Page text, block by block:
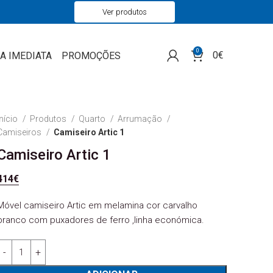
IMEDIATA PROMOÇÕES 0 0€
Início Produtos Quarto
Arrumação
Camiseiro Artic 1
Artic 1
€
camiseiro Artic em melamina cor carvalho
com puxadores de ferro ,linha económica.
Ver produtos